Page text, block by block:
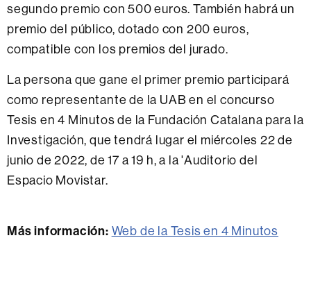
segundo premio con 500 euros. También habrá un
premio del público, dotado con 200 euros,
compatible con los premios del jurado.
La persona que gane el primer premio participará
como representante de la UAB en el concurso
Tesis en 4 Minutos de la Fundación Catalana para la
Investigación, que tendrá lugar el miércoles 22 de
junio de 2022, de 17 a 19 h, a la 'Auditorio del
Espacio Movistar.
Más información: Web de la Tesis en 4 Minutos